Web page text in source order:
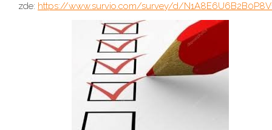
zde: https://www.survio.com/survey/d/